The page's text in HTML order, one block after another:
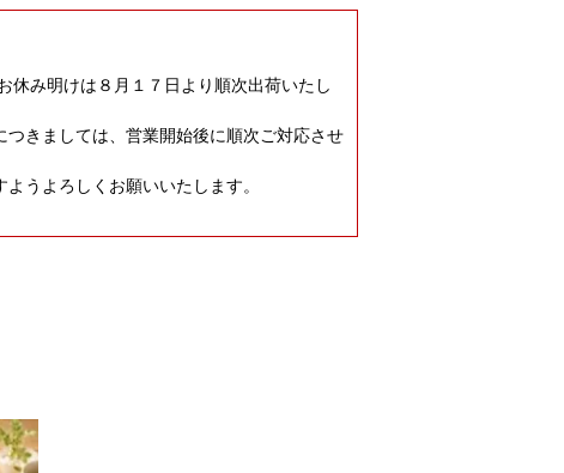
休み明けは８月１７日より順次出荷いたし
きましては、営業開始後に順次ご対応させ
うよろしくお願いいたします。